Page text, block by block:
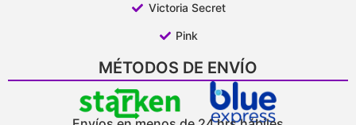
Victoria Secret
Pink
MÉTODOS DE ENVÍO